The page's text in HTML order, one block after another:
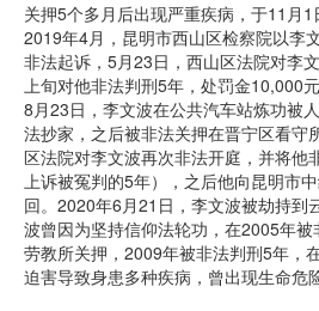
关押5个多月后出现严重疾病，于11月1
2019年4月，昆明市西山区检察院以李
非法起诉，5月23日，西山区法院对李
上旬对他非法判刑5年，处罚金10,000
8月23日，李文波在公共汽车站炼功被
法抄家，之后被非法关押在晋宁区看守
区法院对李文波再次非法开庭，并将他
上诉被冤判的5年），之后他向昆明市
回。2020年6月21日，李文波被劫持到
波曾因为坚持信仰法轮功，在2005年
劳教所关押，2009年被非法判刑5年，
迫害导致身患多种疾病，曾出现生命危险